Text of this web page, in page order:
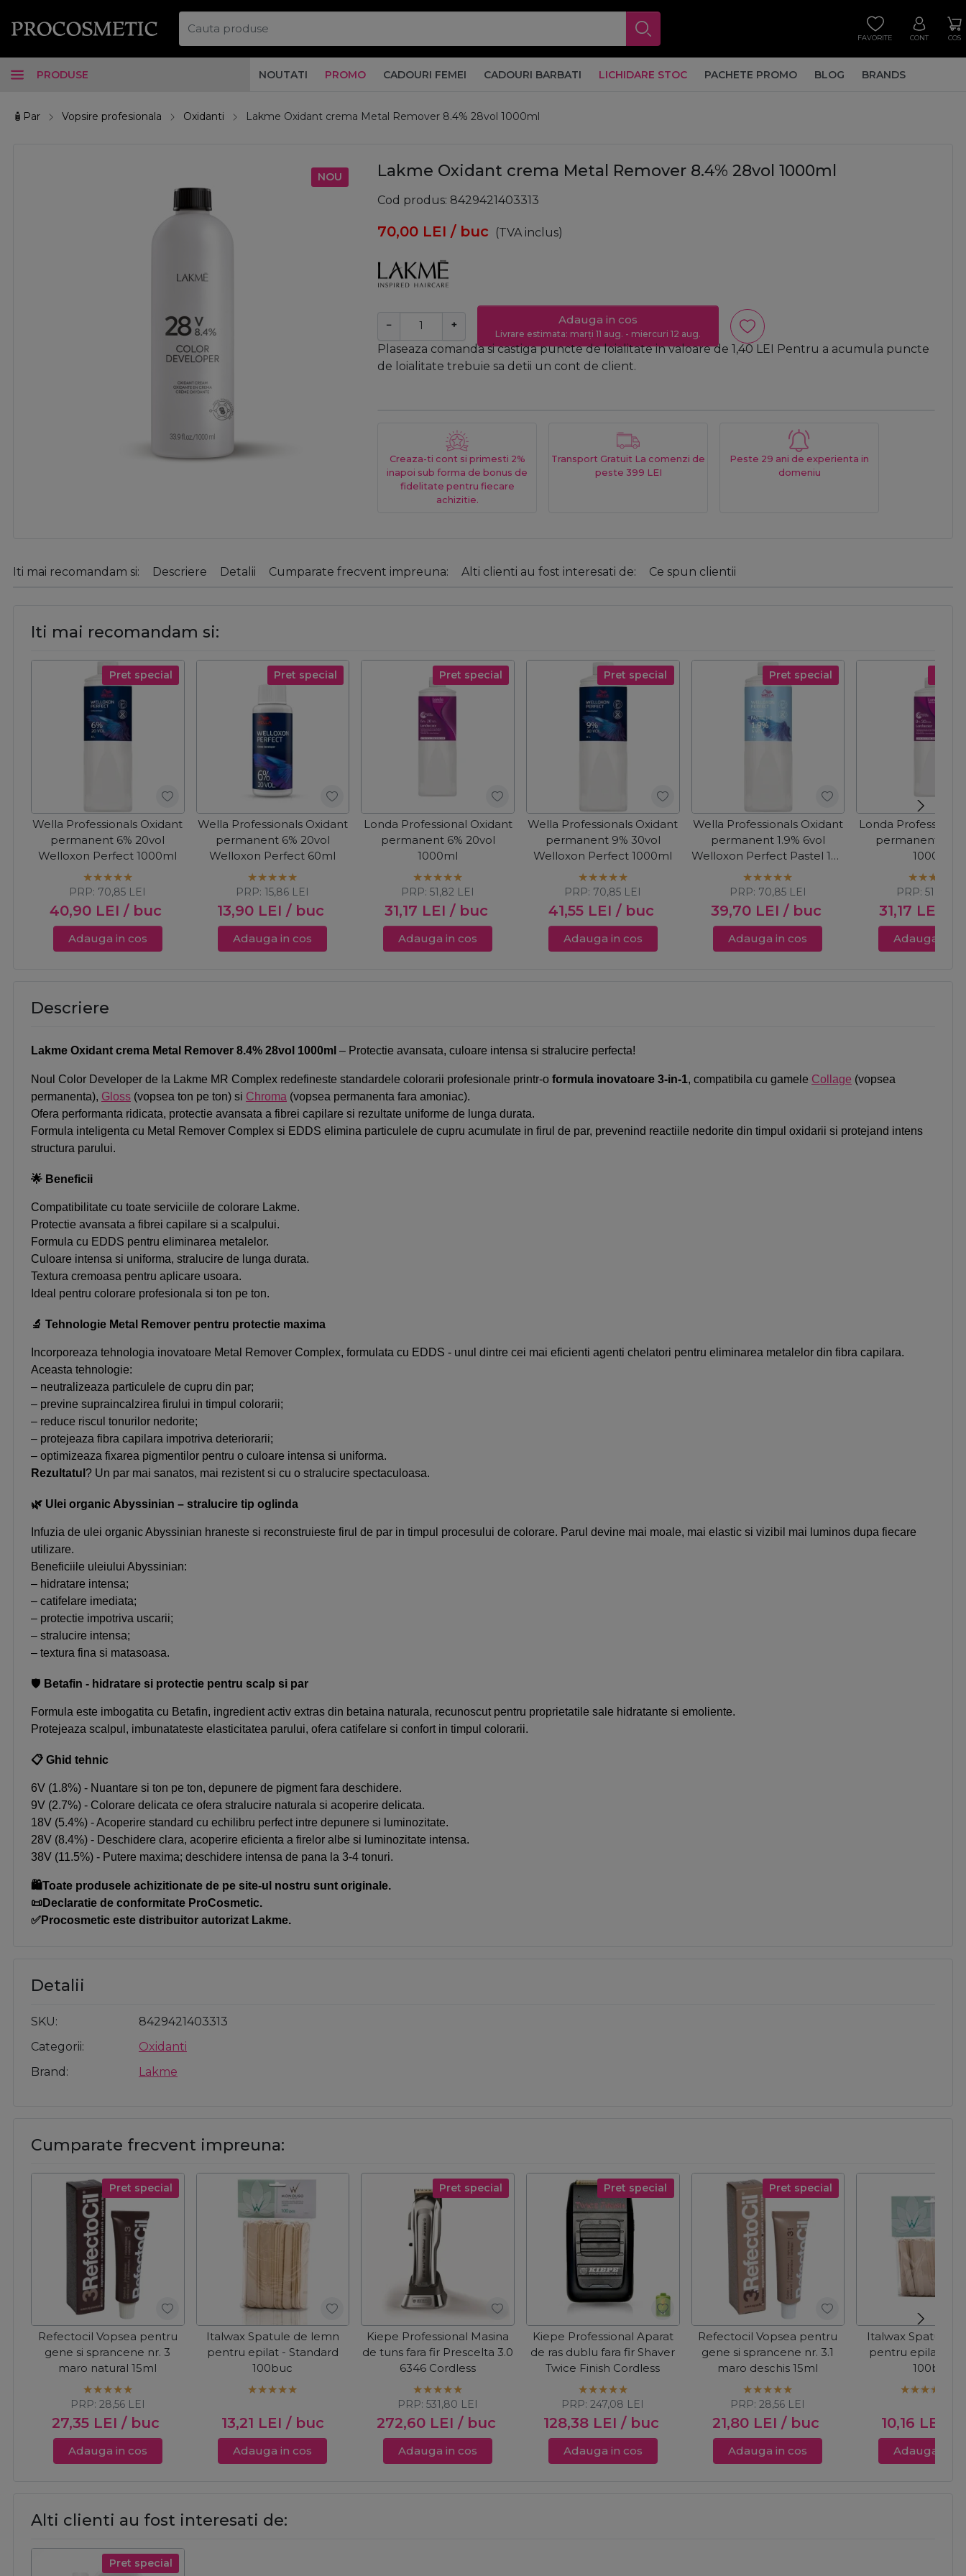
FAVORITE CONT COS
PRODUSE NOUTATI PROMO CADOURI FEMEI CADOURI BARBATI LICHIDARE STOC PACHETE PROMO BLOG BRANDS
🧴Par Vopsire profesionala Oxidanti Lakme Oxidant crema Metal Remover 8.4% 28vol 1000ml
NOU Lakme Oxidant crema Metal Remover 8.4% 28vol 1000ml
Cod produs 8429421403313
70,00 LEI / buc (TVA inclus)
− + Adauga in cos
Livrare estimata: marți 11 aug. - miercuri 12 aug.
Plaseaza comanda si castiga puncte de loialitate in valoare de 1,40 LEI
Pentru a acumula puncte
de loialitate trebuie sa detii un cont de client.
Creaza-ti cont si primesti 2%
inapoi sub forma de bonus de
fidelitate pentru fiecare
achizitie.
Transport Gratuit La comenzi de
peste 399 LEI
Peste 29 ani de experienta in
domeniu
Iti mai recomandam si: Descriere Detalii Cumparate frecvent impreuna: Alti clienti au fost interesati de: Ce spun clientii
Iti mai recomandam si:
Pret special
Wella Professionals Oxidant
permanent 6% 20vol
Welloxon Perfect 1000ml
40,90 LEI / buc
PRP: 70,85 LEI
Adauga in cos
Pret special
Wella Professionals Oxidant
permanent 6% 20vol
Welloxon Perfect 60ml
13,90 LEI / buc
PRP:15,86 LEI
Adauga in cos
Pret special
Londa Professional Oxidant
permanent 6% 20vol
1000ml
31,17 LEI / buc
PRP:51,82 LEI
Adauga in cos
Pret special
Wella Professionals Oxidant
permanent 9% 30vol
Welloxon Perfect 1000ml
41,55 LEI / buc
PRP: 70,85 LEI
Adauga in cos
Pret special
Wella Professionals Oxidant
permanent 1.9% 6vol
Welloxon Perfect Pastel 1+2
1000ml
39,70 LEI / buc
PRP: 70,85 LEI
Adauga in cos
Londa Professional
permanent 9%
1000ml
31,17 LEI
PRP:51,82
Adauga in
Descriere
Lakme Oxidant crema Metal Remover 8.4% 28vol 1000ml – Protectie avansata, culoare intensa si stralucire perfecta!
Noul Color Developer de la Lakme MR Complex redefineste standardele colorarii profesionale printr-o formula inovatoare 3-in-1, compatibila cu gamele Collage (vopsea
permanenta), Gloss (vopsea ton pe ton) si Chroma (vopsea permanenta fara amoniac).
Ofera performanta ridicata, protectie avansata a fibrei capilare si rezultate uniforme de lunga durata.
Formula inteligenta cu Metal Remover Complex si EDDS elimina particulele de cupru acumulate in firul de par, prevenind reactiile nedorite din timpul oxidarii si protejand intens
structura parului.
🌟 Beneficii
Compatibilitate cu toate serviciile de colorare Lakme.
Protectie avansata a fibrei capilare si a scalpului.
Formula cu EDDS pentru eliminarea metalelor.
Culoare intensa si uniforma, stralucire de lunga durata.
Textura cremoasa pentru aplicare usoara.
Ideal pentru colorare profesionala si ton pe ton.
🔬 Tehnologie Metal Remover pentru protectie maxima
Incorporeaza tehnologia inovatoare Metal Remover Complex, formulata cu EDDS - unul dintre cei mai eficienti agenti chelatori pentru eliminarea metalelor din fibra capilara.
Aceasta tehnologie:
– neutralizeaza particulele de cupru din par;
– previne supraincalzirea firului in timpul colorarii;
– reduce riscul tonurilor nedorite;
– protejeaza fibra capilara impotriva deteriorarii;
– optimizeaza fixarea pigmentilor pentru o culoare intensa si uniforma.
Rezultatul ? Un par mai sanatos, mai rezistent si cu o stralucire spectaculoasa.
🌿 Ulei organic Abyssinian – stralucire tip oglinda
Infuzia de ulei organic Abyssinian hraneste si reconstruieste firul de par in timpul procesului de colorare. Parul devine mai moale, mai elastic si vizibil mai luminos dupa fiecare
utilizare.
Beneficiile uleiului Abyssinian:
– hidratare intensa;
– catifelare imediata;
– protectie impotriva uscarii;
– stralucire intensa;
– textura fina si matasoasa.
🛡️ Betafin - hidratare si protectie pentru scalp si par
Formula este imbogatita cu Betafin, ingredient activ extras din betaina naturala, recunoscut pentru proprietatile sale hidratante si emoliente.
Protejeaza scalpul, imbunatateste elasticitatea parului, ofera catifelare si confort in timpul colorarii.
📋 Ghid tehnic
6V (1.8%) - Nuantare si ton pe ton, depunere de pigment fara deschidere.
9V (2.7%) - Colorare delicata ce ofera stralucire naturala si acoperire delicata.
18V (5.4%) - Acoperire standard cu echilibru perfect intre depunere si luminozitate.
28V (8.4%) - Deschidere clara, acoperire eficienta a firelor albe si luminozitate intensa.
38V (11.5%) - Putere maxima; deschidere intensa de pana la 3-4 tonuri.
🛍️Toate produsele achizitionate de pe site-ul nostru sunt originale.
📜Declaratie de conformitate ProCosmetic.
✅Procosmetic este distribuitor autorizat Lakme.
Detalii
SKU
8429421403313
Categorii
Oxidanti
Brand
Lakme
Cumparate frecvent impreuna:
Pret special
Refectocil Vopsea pentru
gene si sprancene nr. 3
maro natural 15ml
27,35 LEI / buc
PRP: 28,56 LEI
Adauga in cos
Italwax Spatule de lemn
pentru epilat - Standard
100buc
13,21 LEI / buc
Adauga in cos
Pret special
Kiepe Professional Masina
de tuns fara fir Prescelta 3.0
6346 Cordless
272,60 LEI / buc
PRP:531,80 LEI
Adauga in cos
Pret special
Kiepe Professional Aparat
de ras dublu fara fir Shaver
Twice Finish Cordless
128,38 LEI / buc
PRP:247,08 LEI
Adauga in cos
Pret special
Refectocil Vopsea pentru
gene si sprancene nr. 3.1
maro deschis 15ml
21,80 LEI / buc
PRP:28,56 LEI
Adauga in cos
Italwax Spatule
pentru epilat -
100buc
10,16 LEI
Adauga in
Alti clienti au fost interesati de:
Pret special